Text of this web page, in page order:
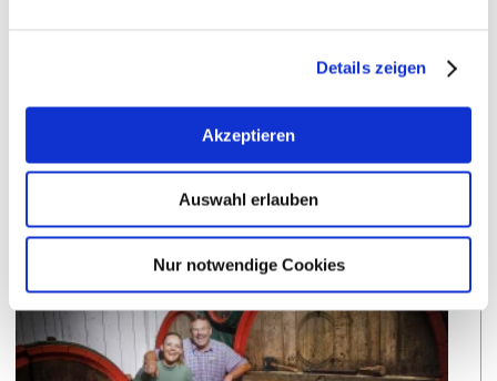
Details zeigen
Akzeptieren
Auswahl erlauben
Nur notwendige Cookies